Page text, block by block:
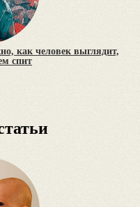
как человек выглядит,
спит